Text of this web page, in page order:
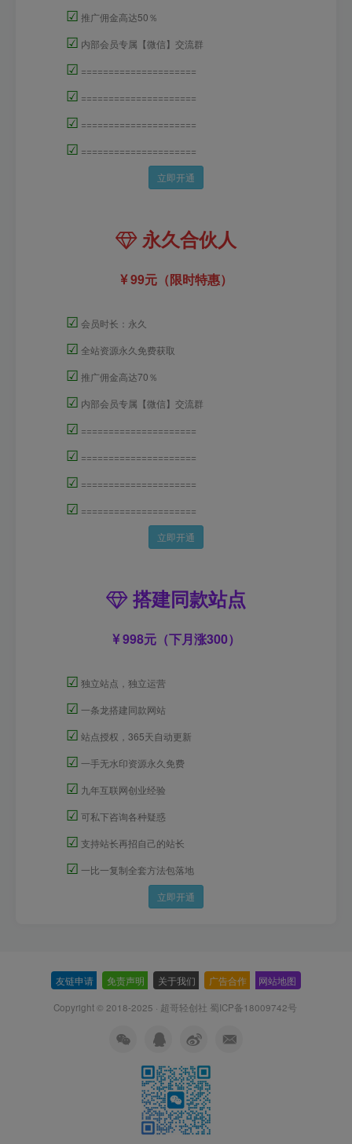
☑ 推广佣金高达50％
☑ 内部会员专属【微信】交流群
☑ =====================
☑ =====================
☑ =====================
☑ =====================
立即开通
永久合伙人
99元（限时特惠）
☑ 会员时长：永久
☑ 全站资源永久免费获取
☑ 推广佣金高达70％
☑ 内部会员专属【微信】交流群
☑ =====================
☑ =====================
☑ =====================
☑ =====================
立即开通
搭建同款站点
998元（下月涨300）
☑ 独立站点，独立运营
☑ 一条龙搭建同款网站
☑ 站点授权，365天自动更新
☑ 一手无水印资源永久免费
☑ 九年互联网创业经验
☑ 可私下咨询各种疑惑
☑ 支持站长再招自己的站长
☑ 一比一复制全套方法包落地
立即开通
友链申请 免责声明 关于我们 广告合作 网站地图
Copyright © 2018-2025 · 超哥轻创社 蜀ICP备18009742号